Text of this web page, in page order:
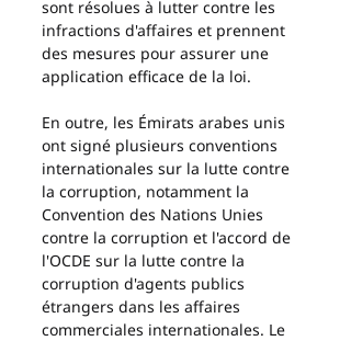
sont résolues à lutter contre les
infractions d'affaires et prennent
des mesures pour assurer une
application efficace de la loi.
En outre, les Émirats arabes unis
ont signé plusieurs conventions
internationales sur la lutte contre
la corruption, notamment la
Convention des Nations Unies
contre la corruption et l'accord de
l'OCDE sur la lutte contre la
corruption d'agents publics
étrangers dans les affaires
commerciales internationales. Le